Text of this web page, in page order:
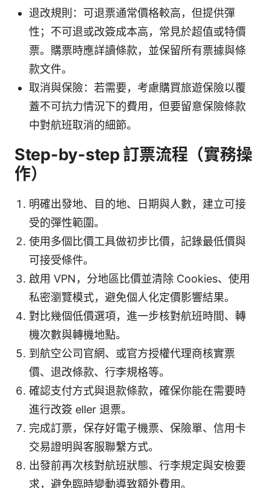
退改規則：可退票通常價格較高，但提供彈
性；不可退或改簽成本高，常見於超值或特價
票。購票時應詳讀條款，並保留所有票據與條
款文件。
取消與保險：若需要，考慮購買旅遊保險以覆
蓋不可抗力情況下的費用，但要留意保險條款
中對航班取消的細節。
Step-by-step 訂票流程（實務操
作）
明確出發地、目的地、日期與人數，建立可接
受的彈性範圍。
使用多個比價工具做初步比價，記錄最低價與
可接受條件。
啟用 VPN，分地區比價並清除 Cookies、使用
私密瀏覽模式，避免個人化定價影響結果。
對比幾個低價選項，進一步核對航班時間、轉
機次數與轉機地點。
到航空公司官網、或官方授權代理商核實票
價、退改條款、行李規格等。
確認支付方式與退款條款，確保你能在需要時
進行改簽 eller 退票。
完成訂票，保存好電子機票、保險單、信用卡
交易證明與客服聯繫方式。
出發前再次核對航班狀態、行李規定與安檢要
求，避免臨時變動導致額外費用。